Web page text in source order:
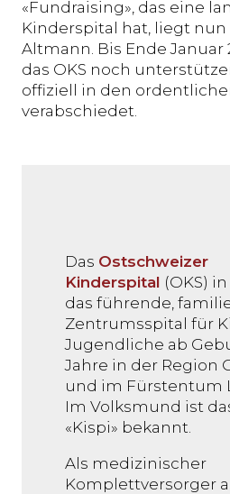
«Fundraising», das eine
Kinderspital hat, liegt
Altmann. Bis Ende Januar
das OKS noch
offiziell in den
verabschiedet.
Das Ostschweizer
Kinderspital (OKS)
das führende,
Zentrumsspital für
Jugendliche ab
Jahre in der Region
und im Fürstentum
Im Volksmund ist
«Kispi» bekannt.
Als medizinischer
Komplettversorger